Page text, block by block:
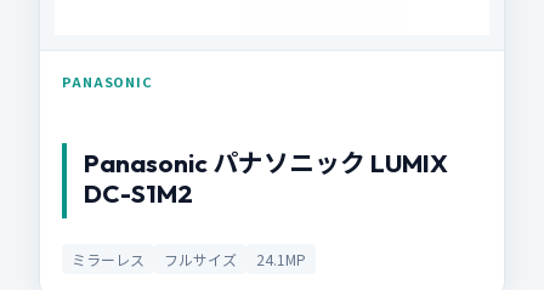
PANASONIC
Panasonic パナソニック LUMIX
DC-S1M2
ミラーレス フルサイズ 24.1MP